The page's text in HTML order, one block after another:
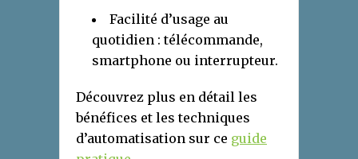
Facilité d’usage au
quotidien : télécommande,
smartphone ou interrupteur.
Découvrez plus en détail les
bénéfices et les techniques
d’automatisation sur ce guide